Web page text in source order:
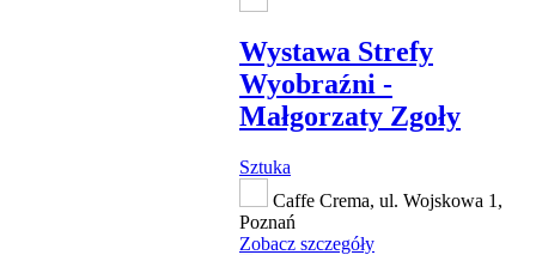
Wystawa Strefy
Wyobraźni -
Małgorzaty Zgoły
Sztuka
Caffe Crema, ul. Wojskowa 1,
Poznań
Zobacz szczegóły